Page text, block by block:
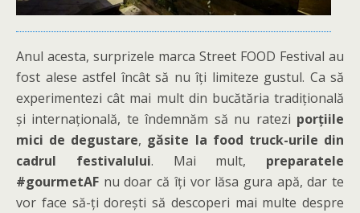
Anul acesta, surprizele marca Street FOOD Festival au
fost alese astfel încât să nu îți limiteze gustul. Ca să
experimentezi cât mai mult din bucătăria tradițională
și internațională, te îndemnăm să nu ratezi porțiile
mici de degustare, găsite la food truck-urile din
cadrul festivalului. Mai mult, preparatele
#gourmetAF nu doar că îți vor lăsa gura apă, dar te
vor face să-ți dorești să descoperi mai multe despre